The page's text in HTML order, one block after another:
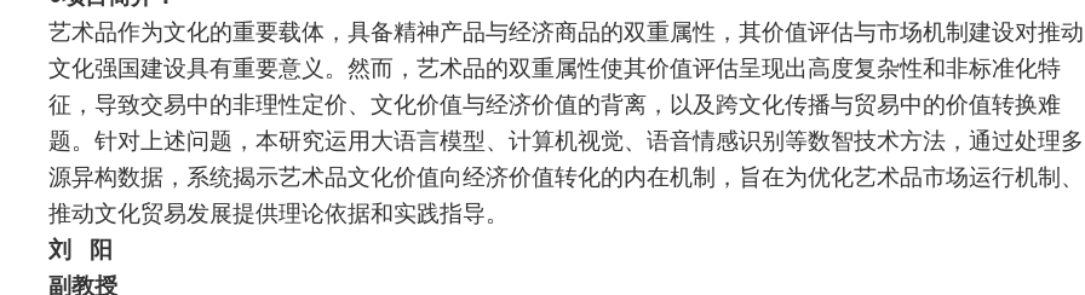
艺术品作为文化的重要载体，具备精神产品与经济商品的双重属性，其价值评估与市场机制建设对推动
文化强国建设具有重要意义。然而，艺术品的双重属性使其价值评估呈现出高度复杂性和非标准化特
征，导致交易中的非理性定价、文化价值与经济价值的背离，以及跨文化传播与贸易中的价值转换难
题。针对上述问题，本研究运用大语言模型、计算机视觉、语音情感识别等数智技术方法，通过处理多
源异构数据，系统揭示艺术品文化价值向经济价值转化的内在机制，旨在为优化艺术品市场运行机制、
推动文化贸易发展提供理论依据和实践指导。
刘
阳
副教授